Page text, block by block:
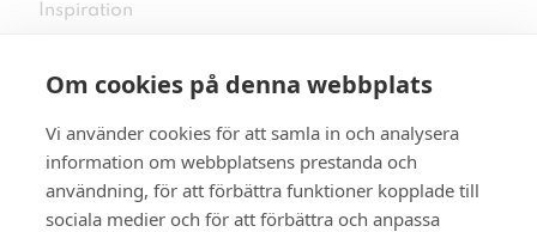
Om cookies på denna webbplats
Vi använder cookies för att samla in och analysera
information om webbplatsens prestanda och
användning, för att förbättra funktioner kopplade till
sociala medier och för att förbättra och anpassa
Inspiration
Följ oss på sociala medier